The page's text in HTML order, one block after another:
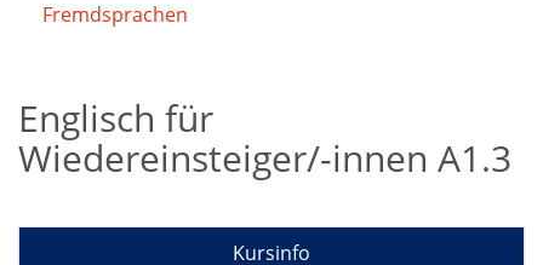
Fremdsprachen
Englisch für
Wiedereinsteiger/-innen A1.3
Kursinfo